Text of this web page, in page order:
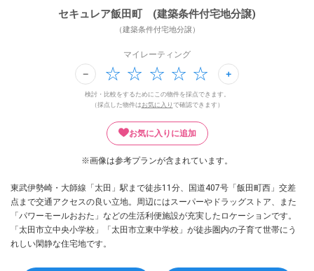
セキュレア飯田町 (建築条件付宅地分譲)
（建築条件付宅地分譲）
マイレーティング
検討・比較をするためにこの物件を採点できます。
（採点した物件は お気に入り で確認できます）
お気に入りに追加
※画像は参考プランが含まれています。
東武伊勢崎・大師線「太田」駅まで徒歩11分、国道407号「飯田町西」交差
点まで交通アクセスの良い立地。周辺にはスーパーやドラッグストア、また
「パワーモールおおた」などの生活利便施設が充実したロケーションです。
「太田市立中央小学校」「太田市立東中学校」が徒歩圏内の子育て世帯にう
れしい閑静な住宅地です。